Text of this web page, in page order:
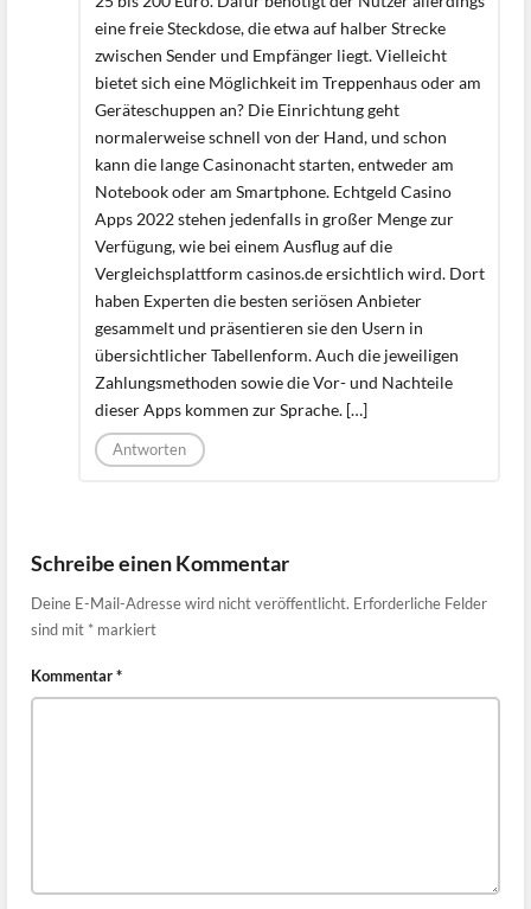
eine freie Steckdose, die etwa auf halber Strecke
zwischen Sender und Empfänger liegt. Vielleicht
bietet sich eine Möglichkeit im Treppenhaus oder am
Geräteschuppen an? Die Einrichtung geht
normalerweise schnell von der Hand, und schon
kann die lange Casinonacht starten, entweder am
Notebook oder am Smartphone. Echtgeld Casino
Apps 2022 stehen jedenfalls in großer Menge zur
Verfügung, wie bei einem Ausflug auf die
Vergleichsplattform casinos.de ersichtlich wird. Dort
haben Experten die besten seriösen Anbieter
gesammelt und präsentieren sie den Usern in
übersichtlicher Tabellenform. Auch die jeweiligen
Zahlungsmethoden sowie die Vor- und Nachteile
dieser Apps kommen zur Sprache. […]
Antworten
Schreibe einen Kommentar
Deine E-Mail-Adresse wird nicht veröffentlicht. Erforderliche Felder
sind mit * markiert
Kommentar*